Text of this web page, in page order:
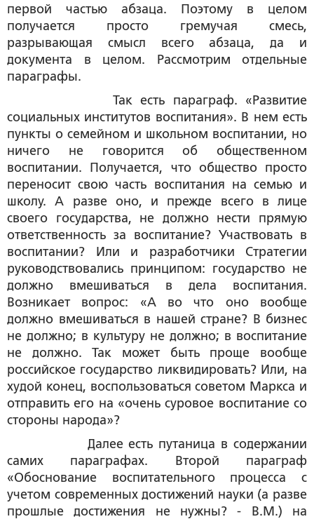
первой частью абзаца. Поэтому в целом
получается просто гремучая смесь,
разрывающая смысл всего абзаца, да и
документа в целом. Рассмотрим отдельные
параграфы.
Так есть параграф. «Развитие
социальных институтов воспитания». В нем есть
пункты о семейном и школьном воспитании, но
ничего не говорится об общественном
воспитании. Получается, что общество просто
переносит свою часть воспитания на семью и
школу. А разве оно, и прежде всего в лице
своего государства, не должно нести прямую
ответственность за воспитание? Участвовать в
воспитании? Или и разработчики Стратегии
руководствовались принципом: государство не
должно вмешиваться в дела воспитания.
Возникает вопрос: «А во что оно вообще
должно вмешиваться в нашей стране? В бизнес
не должно; в культуру не должно; в воспитание
не должно. Так может быть проще вообще
российское государство ликвидировать? Или, на
худой конец, воспользоваться советом Маркса и
отправить его на «очень суровое воспитание со
стороны народа»?
Далее есть путаница в содержании
самих параграфах. Второй параграф
«Обоснование воспитательного процесса с
учетом современных достижений науки (а разве
прошлые достижения не нужны? - В.М.) на